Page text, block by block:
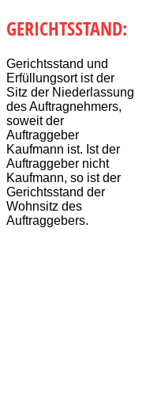
GERICHTSSTAND:
Gerichtsstand und
Erfüllungsort ist der
Sitz der Niederlassung
des Auftragnehmers,
soweit der
Auftraggeber
Kaufmann ist. Ist der
Auftraggeber nicht
Kaufmann, so ist der
Gerichtsstand der
Wohnsitz des
Auftraggebers.